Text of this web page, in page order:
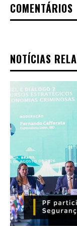
COMENTÁRIOS
NOTÍCIAS